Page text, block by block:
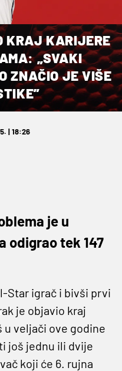
KRAJ KARIJERE
„SVAKI
ZNAČIO JE VIŠE
| 18:26
je u
odigrao tek 147
Star igrač i bivši prvi
je objavio kraj
u veljači ove godine
još jednu ili dvije
koji će 6. rujna